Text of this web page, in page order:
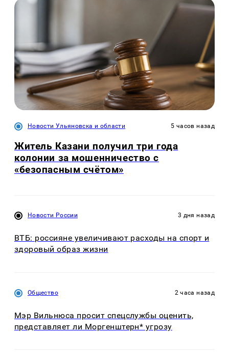
Новости Ульяновска и области 5 часов назад
Житель Казани получил три года
колонии за мошенничество с
«безопасным счётом»
Новости России 3 дня назад
ВТБ: россияне увеличивают расходы на спорт и
здоровый образ жизни
Общество 2 часа назад
Мэр Вильнюса просит спецслужбы оценить,
представляет ли Моргенштерн* угрозу